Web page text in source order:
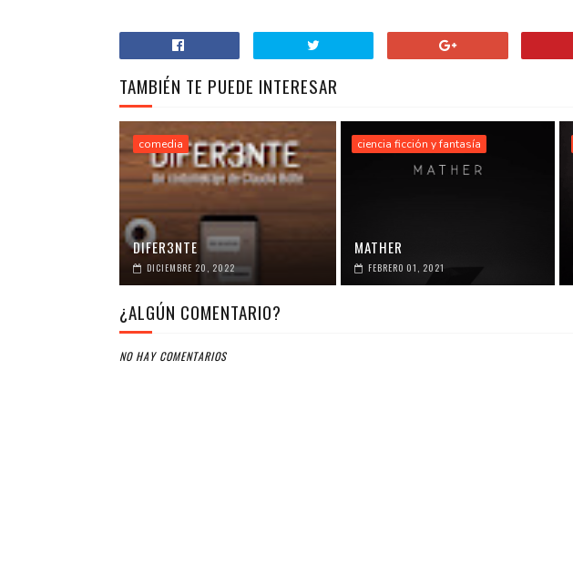
TAMBIÉN TE PUEDE INTERESAR
comedia
DIFER3NTE
DICIEMBRE 20, 2022
ciencia ficción y fantasía
MATHER
FEBRERO 01, 2021
¿ALGÚN COMENTARIO?
NO HAY COMENTARIOS